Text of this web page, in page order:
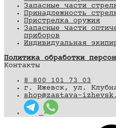
Запасные части
Принадлежность
Пристрелка оружия
Запасные части
приборов
Индивидуальная
Политика обработки
Контакты
8 800 101 73 03
г. Ижевск, ул.
shop@zastava-